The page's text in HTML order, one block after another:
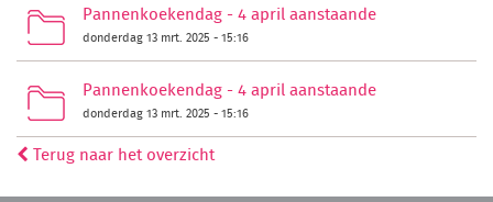
Pannenkoekendag - 4 april aanstaande
donderdag 13 mrt. 2025 - 15:16
Pannenkoekendag - 4 april aanstaande
donderdag 13 mrt. 2025 - 15:16
Terug naar het overzicht